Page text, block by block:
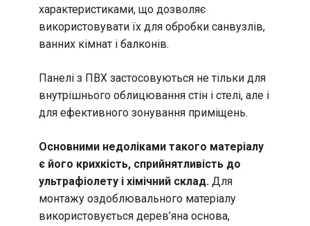
характеристиками, що дозволяє
використовувати їх для обробки санвузлів,
ванних кімнат і балконів.
Панелі з ПВХ застосовуються не тільки для
внутрішнього облицювання стін і стелі, але і
для ефективного зонування приміщень.
Основними недоліками такого матеріалу
є його крихкість, сприйнятливість до
ультрафіолету і хімічний склад. Для
монтажу оздоблювального матеріалу
використовується дерев’яна основа,